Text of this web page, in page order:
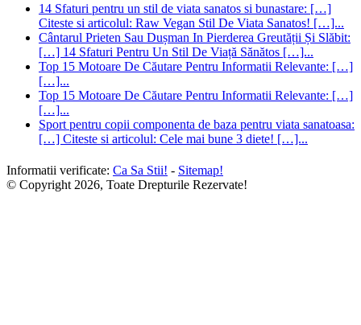
[…]...
Sport pentru copii componenta de baza pentru viata sanatoasa:
[…] Citeste si articolul: Cele mai bune 3 diete! […]...
Informatii verificate:Ca Sa Stii!-Sitemap!
© Copyright 2026, Toate Drepturile Rezervate!